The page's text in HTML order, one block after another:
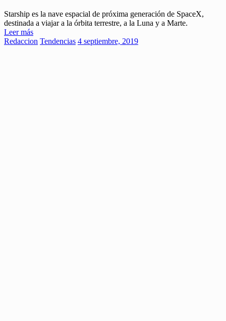
Starship es la nave espacial de próxima generación de SpaceX,
destinada a viajar a la órbita terrestre, a la Luna y a Marte.
Leer más
Redaccion Tendencias 4 septiembre, 2019